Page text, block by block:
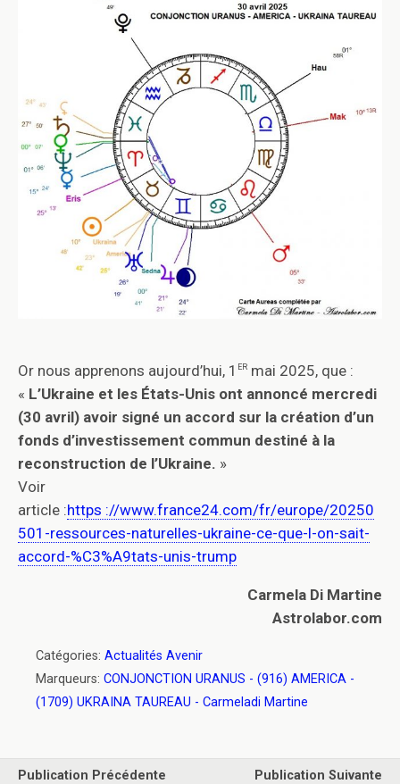
Or nous apprenons aujourd’hui, 1 er mai 2025, que :
« L’Ukraine et les États-Unis ont annoncé mercredi
(30 avril) avoir signé un accord sur la création d’un
fonds d’investissement commun destiné à la
reconstruction de l’Ukraine. »
Voir
article :https ://www.france24.com/fr/europe/20250
501-ressources-naturelles-ukraine-ce-que-l-on-sait-
accord-%C3%A9tats-unis-trump
Carmela Di Martine
Astrolabor.com
Catégories: Actualités Avenir
Marqueurs: CONJONCTION URANUS - (916) AMERICA -
(1709) UKRAINA TAUREAU - Carmeladi Martine
Publication Précédente
Publication Suivante